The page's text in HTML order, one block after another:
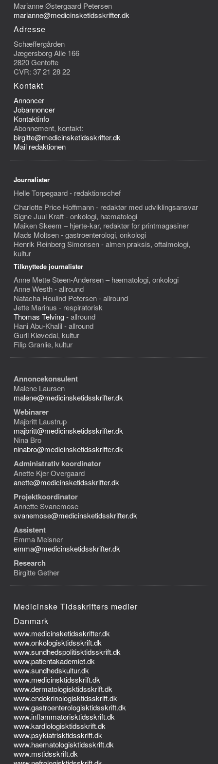
Marianne Østergaard Petersen
marianne@medicinsketidsskrifter.dk
Adresse
Schæffergården
Jægersborg Alle 166
2820 Gentofte
CVR: 37 21 28 22
Kontakt
Annoncer
Jobannoncer
Kontaktinfo
Abonnement, kontakt:
birgitte@medicinsketidsskrifter.dk
Mail redaktionen
Journalister
Helle Torpegaard - redaktionschef
Charlotte Price Hoffmann - redaktør med udviklingsansvar
Signe Juul Kraft - onkologi, hæmatologi
Maiken Skeem – hjerte-kar, redaktør for printmagasiner
Mads Moltsen - gastroenterologi, onkologi
Henrik Reinberg Simonsen - almen praksis, oftalmologi,
kultur
Tilknyttede journalister
Anne Mette Steen-Andersen – hæmatologi, onkologi
Anne Westh - allround
Natacha Houlind Petersen - allround
Jette Marinus - respiratorisk
Thomas Telving- allround
Hani Abu-Khalil - allround
Gurli Kløvedal, kultur
Filip Granlie, kultur
Annoncekonsulent
Malene Laursen
malene@medicinsketidsskrifter.dk
Webinarer
Majbritt Laustrup
majbritt@medicinsketidsskrifter.dk
Nina Bro
ninabro@medicinsketidsskrifter.dk
Administrativ koordinator
Anette Kjer Overgaard
anette@medicinsketidsskrifter.dk
Projektkoordinator
Annette Svanemose
svanemose@medicinsketidsskrifter.dk
Assistent
Emma Meisner
emma@medicinsketidsskrifter.dk
Research
Birgitte Gether
Medicinske Tidsskrifters medier
Danmark
www.medicinsketidsskrifter.dk
www.onkologisktidsskrift.dk
www.sundhedspolitisktidsskrift.dk
www.patientakademiet.dk
www.sundhedskultur.dk
www.medicinsktidsskrift.dk
www.dermatologisktidsskrift.dk
www.endokrinologisktidsskrift.dk
www.gastroenterologisktidsskrift.dk
www.inflammatorisktidsskrift.dk
www.kardiologisktidsskrift.dk
www.psykiatrisktidsskrift.dk
www.haematologisktidsskrift.dk
www.mstidsskrift.dk